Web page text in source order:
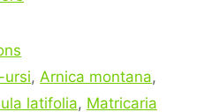
ursi, Arnica montana,
latifolia, Matricaria